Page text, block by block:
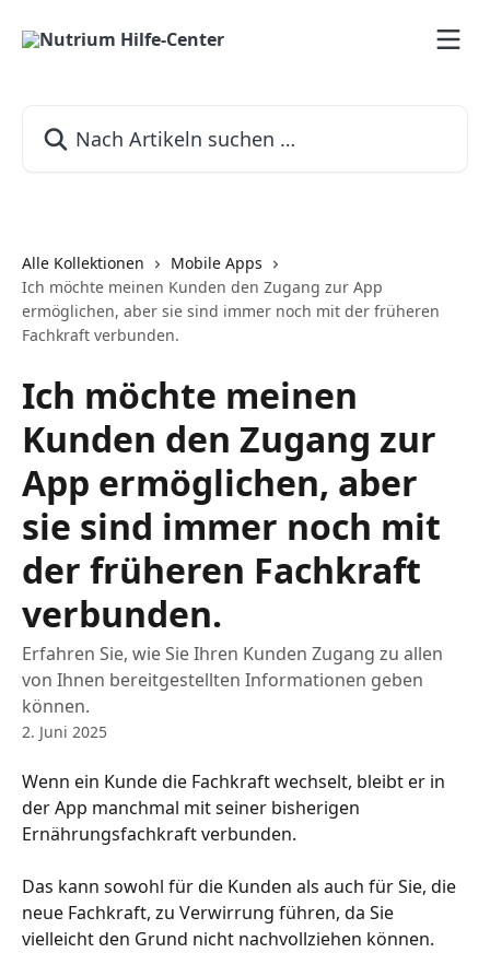
Alle Kollektionen
Mobile Apps
Ich möchte meinen Kunden den Zugang zur App
ermöglichen, aber sie sind immer noch mit der früheren
Fachkraft verbunden.
Ich möchte meinen
Kunden den Zugang zur
App ermöglichen, aber
sie sind immer noch mit
der früheren Fachkraft
verbunden.
Erfahren Sie, wie Sie Ihren Kunden Zugang zu allen
von Ihnen bereitgestellten Informationen geben
können.
2. Juni 2025
Wenn ein Kunde die Fachkraft wechselt, bleibt er in
der App manchmal mit seiner bisherigen
Ernährungsfachkraft verbunden.
Das kann sowohl für die Kunden als auch für Sie, die
neue Fachkraft, zu Verwirrung führen, da Sie
vielleicht den Grund nicht nachvollziehen können.